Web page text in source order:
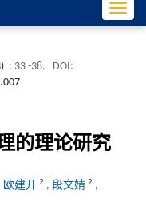
: 33 -38.
DOI:
的理论研究
欧建开 2 , 段文婧 2 ,